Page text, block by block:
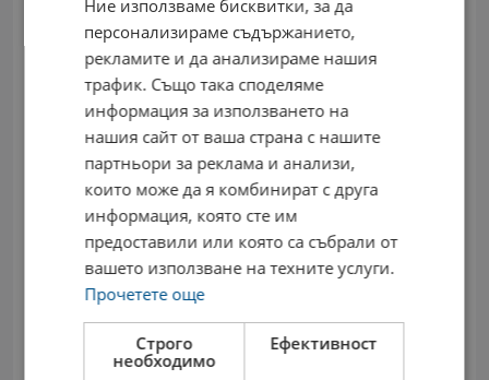
Изпрати Съобщение
Златни пясъци
Ние използваме бисквитки, за да
персонализираме съдържанието,
рекламите и да анализираме нашия
трафик. Също така споделяме
информация за използването на
нашия сайт от ваша страна с нашите
партньори за реклама и анализи,
които може да я комбинират с друга
информация, която сте им
предоставили или която са събрали от
вашето използване на техните услуги.
Прочетете още
Строго
необходимо
Ефективност